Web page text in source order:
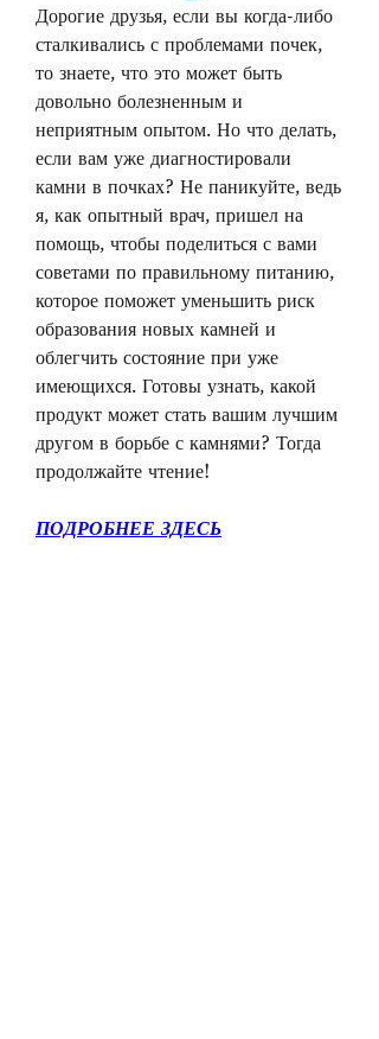
Дорогие друзья, если вы когда-либо
сталкивались с проблемами почек,
то знаете, что это может быть
довольно болезненным и
неприятным опытом. Но что делать,
если вам уже диагностировали
камни в почках? Не паникуйте, ведь
я, как опытный врач, пришел на
помощь, чтобы поделиться с вами
советами по правильному питанию,
которое поможет уменьшить риск
образования новых камней и
облегчить состояние при уже
имеющихся. Готовы узнать, какой
продукт может стать вашим лучшим
другом в борьбе с камнями? Тогда
продолжайте чтение!
ПОДРОБНЕЕ ЗДЕСЬ